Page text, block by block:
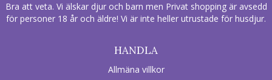
Bra att veta. Vi älskar djur och barn men Privat shopping är avsedd
för personer 18 år och äldre! Vi är inte heller utrustade för husdjur.
HANDLA
Allmäna villkor